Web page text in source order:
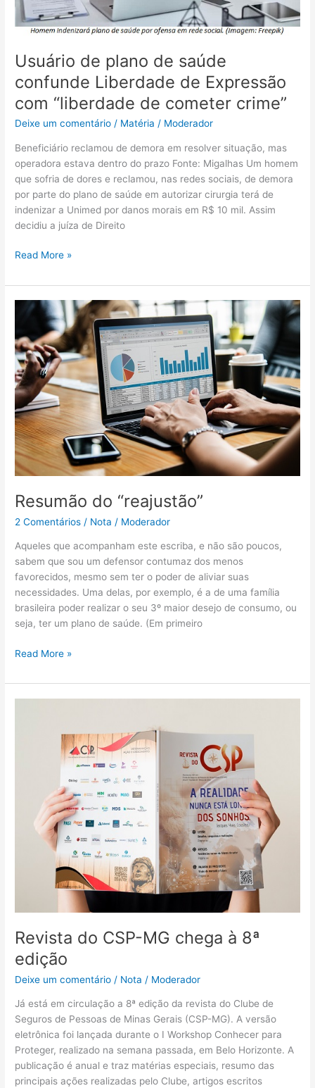
Usuário de plano de saúde
confunde Liberdade de Expressão
com “liberdade de cometer crime”
Deixe um comentário / Matéria / Moderador
Beneficiário reclamou de demora em resolver situação, mas
operadora estava dentro do prazo Fonte: Migalhas Um homem
que sofria de dores e reclamou, nas redes sociais, de demora
por parte do plano de saúde em autorizar cirurgia terá de
indenizar a Unimed por danos morais em R$ 10 mil. Assim
decidiu a juíza de Direito
“liberdade
de
crime”
Read More »
Resumão do “reajustão”
2 Comentários / Nota / Moderador
Aqueles que acompanham este escriba, e não são poucos,
sabem que sou um defensor contumaz dos menos
favorecidos, mesmo sem ter o poder de aliviar suas
necessidades. Uma delas, por exemplo, é a de uma família
brasileira poder realizar o seu 3º maior desejo de consumo, ou
seja, ter um plano de saúde. (Em primeiro
Resumão
“reajustão”
Read More »
Revista do CSP-MG chega à 8ª
edição
Deixe um comentário / Nota / Moderador
Já está em circulação a 8ª edição da revista do Clube de
Seguros de Pessoas de Minas Gerais (CSP-MG). A versão
eletrônica foi lançada durante o I Workshop Conhecer para
Proteger, realizado na semana passada, em Belo Horizonte. A
publicação é anual e traz matérias especiais, resumo das
principais ações realizadas pelo Clube, artigos escritos
edição